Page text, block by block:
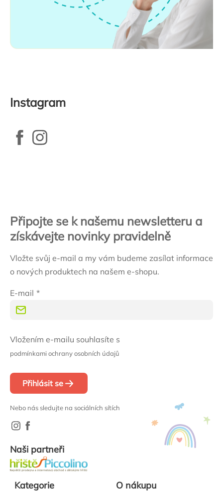
Instagram
Připojte se k našemu newsletteru a
získávejte novinky pravidelně
Vložte svůj e-mail a my vám budeme zasílat informace
o nových produktech na našem e-shopu.
E-mail
Vložením e-mailu souhlasíte s
podmínkami ochrany osobních údajů
Přihlásit se
Nebo nás sledujte na sociálních sítích
Naši partneři
Kategorie O nákupu